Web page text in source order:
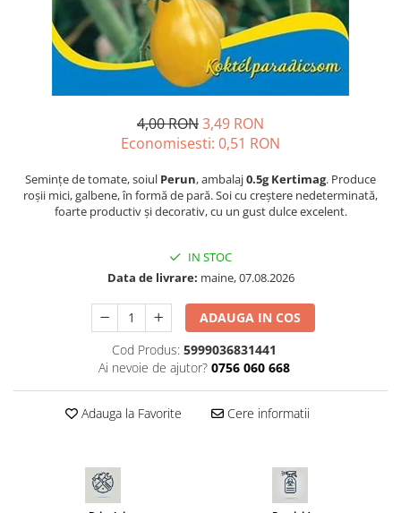
Seminte de praz
Seminte dovleac decorativ
Seminte dovlecel / dovleac
Seminte pastarnac
Seminte plante aromatice
Seminte ridichi
Seminte rosii
Seminte zucchini
Verdeturi
Seminte Legume Profesionale
Seminte trifoi
4,00 RON3,49 RON
Economisesti: 0,51 RON
Semințe de tomate, soiul Perun, ambalaj0.5g Kertimag. Produce
roșii mici, galbene, în formă de pară. Soi cu creștere nedeterminată,
foarte productiv și decorativ, cu un gust dulce excelent.
IN STOC
Data de livrare: maine, 07.08.2026
ADAUGA IN COS
Cod Produs: 5999036831441
Ai nevoie de ajutor? 0756 060 668
Adauga la Favorite Cere informatii